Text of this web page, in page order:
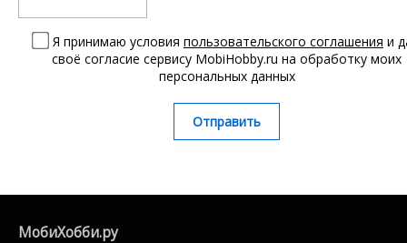
Я принимаю условия пользовательского соглашения и
своё согласие сервису MobiHobby.ru на обработку моих
персональных данных
Отправить
МобиХобби.ру